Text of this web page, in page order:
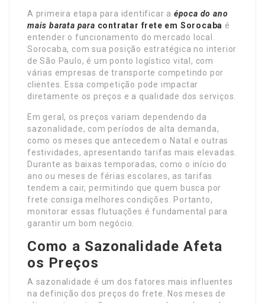
A primeira etapa para identificar a época do ano
mais barata para contratar frete em Sorocaba é
entender o funcionamento do mercado local.
Sorocaba, com sua posição estratégica no interior
de São Paulo, é um ponto logístico vital, com
várias empresas de transporte competindo por
clientes. Essa competição pode impactar
diretamente os preços e a qualidade dos serviços.
Em geral, os preços variam dependendo da
sazonalidade, com períodos de alta demanda,
como os meses que antecedem o Natal e outras
festividades, apresentando tarifas mais elevadas.
Durante as baixas temporadas, como o início do
ano ou meses de férias escolares, as tarifas
tendem a cair, permitindo que quem busca por
frete consiga melhores condições. Portanto,
monitorar essas flutuações é fundamental para
garantir um bom negócio.
Como a Sazonalidade Afeta
os Preços
A sazonalidade é um dos fatores mais influentes
na definição dos preços do frete. Nos meses de